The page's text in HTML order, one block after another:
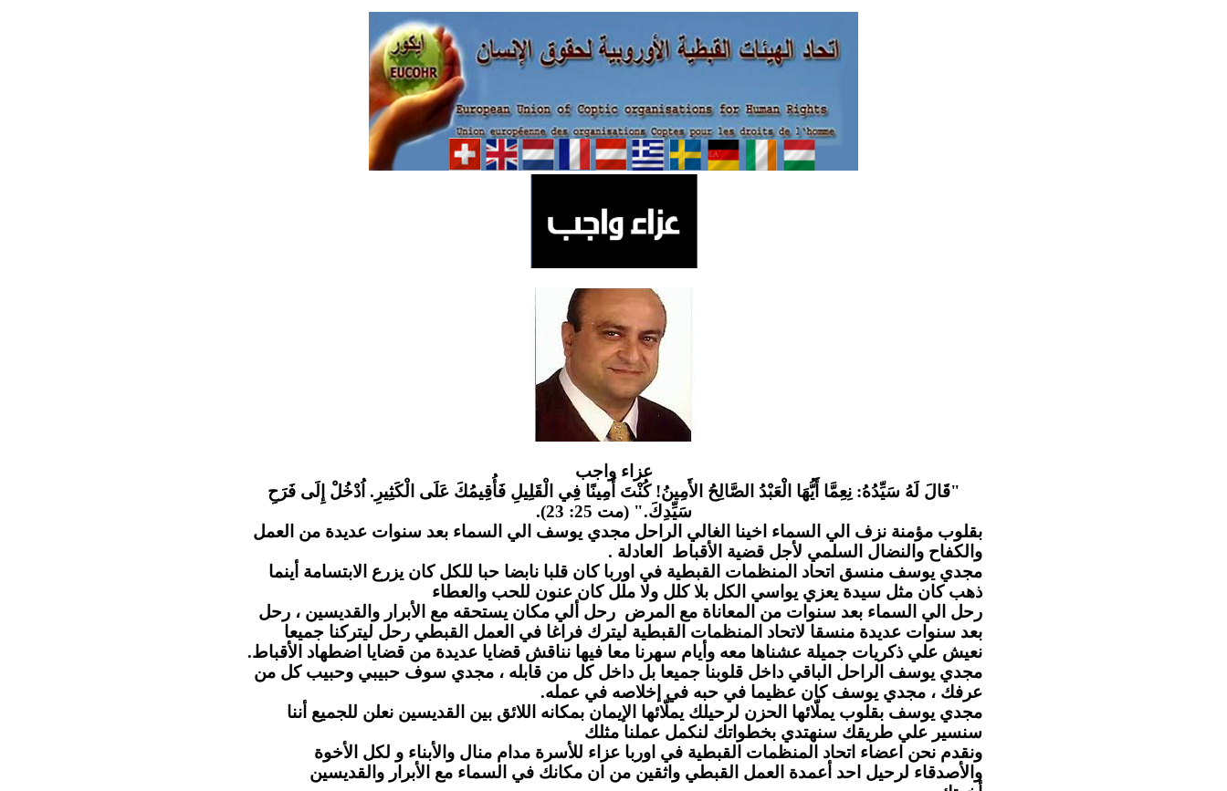
عزاء واجب
"قَالَ لَهُ سَيِّدُهُ: نِعِمَّا أَيُّهَا الْعَبْدُ الصَّالِحُ الأَمِينُ! كُنْتَ أَمِينًا فِي الْقَلِيلِ فَأُقِيمُكَ عَلَى الْكَثِيرِ. اُدْخُلْ إِلَى فَرَحِ
سَيِّدِكَ." (مت 25: 23).
بقلوب مؤمنة نزف الي السماء اخينا الغالي الراحل مجدي يوسف الي السماء بعد سنوات عديدة من العمل
والكفاح والنضال السلمي لأجل قضية الأقباط العادلة .
مجدي يوسف منسق اتحاد المنظمات القبطية في اوربا كان قلبا نابضا حبا للكل كان يزرع الابتسامة أينما
ذهب كان مثل سيدة يعزي يواسي الكل بلا كلل ولا ملل كان عنون للحب والعطاء
رحل الي السماء بعد سنوات من المعاناة مع المرض رحل ألي مكان يستحقه مع الأبرار والقديسين ، رحل
بعد سنوات عديدة منسقا لاتحاد المنظمات القبطية ليترك فراغا في العمل القبطي رحل ليتركنا جميعا
نعيش علي ذكريات جميلة عشناها معه وأيام سهرنا معا فيها نناقش قضايا عديدة من قضايا اضطهاد الأقباط.
مجدي يوسف الراحل الباقي داخل قلوبنا جميعا بل داخل كل من قابله ، مجدي سوف حبيبي وحبيب كل من
عرفك ، مجدي يوسف كان عظيما في حبه في إخلاصه في عمله.
مجدي يوسف بقلوب يملّائها الحزن لرحيلك يملّائها الإيمان بمكانه اللائق بين القديسين نعلن للجميع أننا
سنسير علي طريقك سنهتدي بخطواتك لنكمل عملنا مثلك
ونقدم نحن اعضاء اتحاد المنظمات القبطية في اوربا عزاء للأسرة مدام منال والأبناء و لكل الأخوة
والأصدقاء لرحيل احد أعمدة العمل القبطي واثقين من ان مكانك في السماء مع الأبرار والقديسين